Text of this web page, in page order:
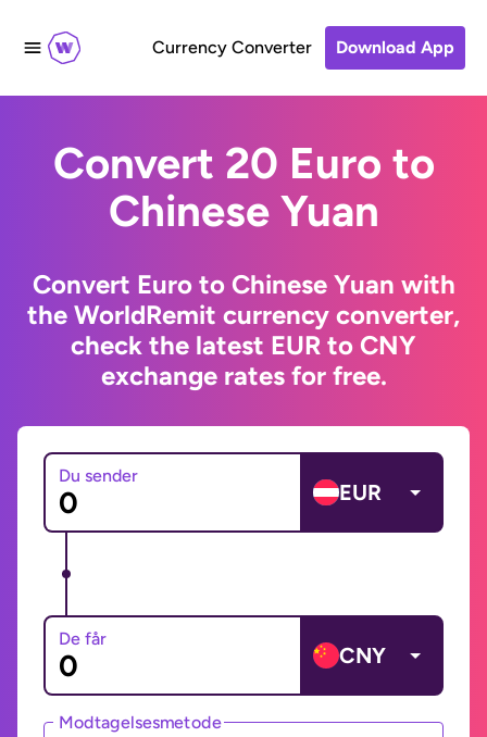
Currency Converter Download App
Convert 20 Euro to
Chinese Yuan
Convert Euro to Chinese Yuan with
the WorldRemit currency converter,
check the latest EUR to CNY
exchange rates for free.
Du sender
EUR
De får
CNY
Modtagelsesmetode